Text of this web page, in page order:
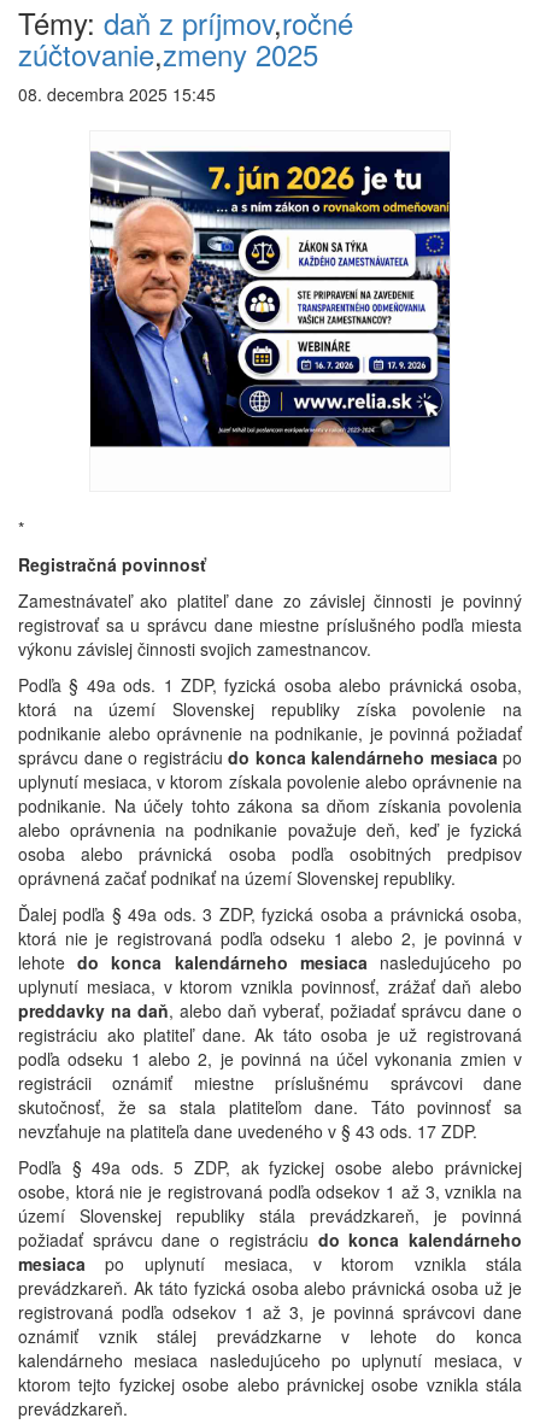
Témy: daň z príjmov,ročné
zúčtovanie,zmeny 2025
08. decembra 2025 15:45
*
Registračná povinnosť
Zamestnávateľ ako platiteľ dane zo závislej činnosti je povinný
registrovať sa u správcu dane miestne príslušného podľa miesta
výkonu závislej činnosti svojich zamestnancov.
Podľa § 49a ods. 1 ZDP, fyzická osoba alebo právnická osoba,
ktorá na území Slovenskej republiky získa povolenie na
podnikanie alebo oprávnenie na podnikanie, je povinná požiadať
správcu dane o registráciu do konca kalendárneho mesiacapo
uplynutí mesiaca, v ktorom získala povolenie alebo oprávnenie na
podnikanie. Na účely tohto zákona sa dňom získania povolenia
alebo oprávnenia na podnikanie považuje deň, keď je fyzická
osoba alebo právnická osoba podľa osobitných predpisov
oprávnená začať podnikať na území Slovenskej republiky.
Ďalej podľa § 49a ods. 3 ZDP, fyzická osoba a právnická osoba,
ktorá nie je registrovaná podľa odseku 1 alebo 2, je povinná v
lehotedo konca kalendárneho mesiaca nasledujúceho po
uplynutí mesiaca, v ktorom vznikla povinnosť, zrážať daň alebo
preddavky na daň, alebo daň vyberať, požiadať správcu dane o
registráciu ako platiteľ dane. Ak táto osoba je už registrovaná
podľa odseku 1 alebo 2, je povinná na účel vykonania zmien v
registrácii oznámiť miestne príslušnému správcovi dane
skutočnosť, že sa stala platiteľom dane. Táto povinnosť sa
nevzťahuje na platiteľa dane uvedeného v § 43 ods. 17 ZDP.
Podľa § 49a ods. 5 ZDP, ak fyzickej osobe alebo právnickej
osobe, ktorá nie je registrovaná podľa odsekov 1 až 3, vznikla na
území Slovenskej republiky stála prevádzkareň, je povinná
požiadať správcu dane o registráciu do konca kalendárneho
mesiaca po uplynutí mesiaca, v ktorom vznikla stála
prevádzkareň. Ak táto fyzická osoba alebo právnická osoba už je
registrovaná podľa odsekov 1 až 3, je povinná správcovi dane
oznámiť vznik stálej prevádzkarne v lehote do konca
kalendárneho mesiaca nasledujúceho po uplynutí mesiaca, v
ktorom tejto fyzickej osobe alebo právnickej osobe vznikla stála
prevádzkareň.